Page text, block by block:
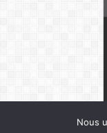
Nous